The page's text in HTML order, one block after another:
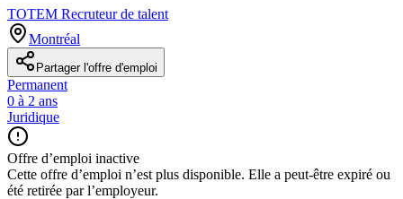
TOTEM Recruteur de talent
Montréal
Partager l'offre d'emploi
Permanent
0 à 2 ans
Juridique
Offre d’emploi inactive
Cette offre d’emploi n’est plus disponible. Elle a peut-être expiré ou
été retirée par l’employeur.